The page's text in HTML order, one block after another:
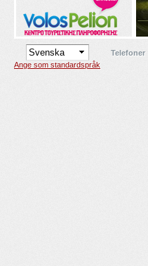
Ange som standardspråk
Telefoner